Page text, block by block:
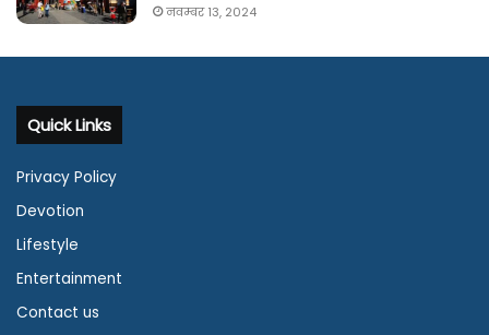
नवम्बर 13, 2024
Quick Links
Privacy Policy
Devotion
Lifestyle
Entertainment
Contact us